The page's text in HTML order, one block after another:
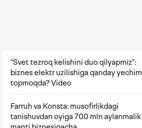
“Svet tezroq kelishini duo qilyapmiz”:
biznes elektr uzilishiga qanday yechim
topmoqda? Video
Farruh va Konsta: musofirlikdagi
tanishuvdan oyiga 700 mln aylanmalik